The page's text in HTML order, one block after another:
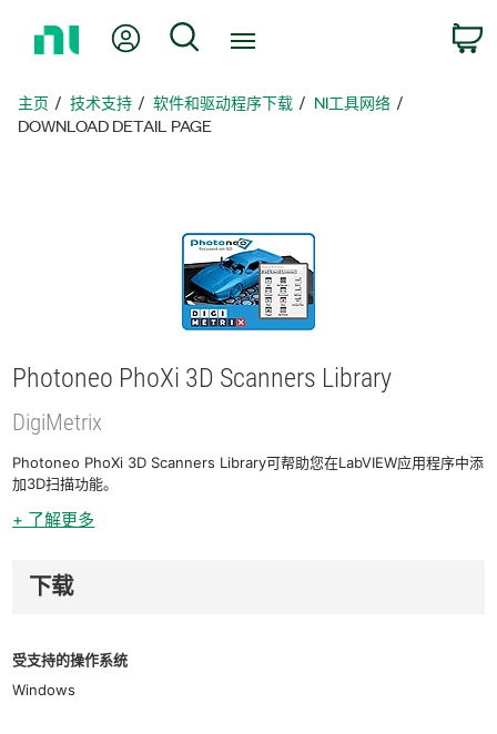
页
我的账户 搜索
主页 技术支持 软件和驱动程序下载
NI工具网络
DOWNLOAD DETAIL PAGE
Photoneo PhoXi 3D Scanners Library
DigiMetrix
Photoneo PhoXi 3D Scanners Library可帮助您在LabVIEW应用程序中添
加3D扫描功能。
+ 了解更多
下载
受支持的操作系统
Windows